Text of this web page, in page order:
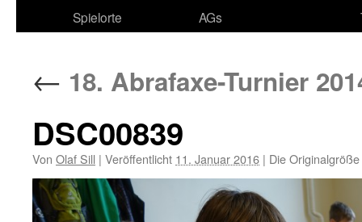
Spielorte
AGs
← 18. Abrafaxe-Turnier
DSC00839
Von Olaf Sill | Veröffentlicht 11. Januar 2016 | Die